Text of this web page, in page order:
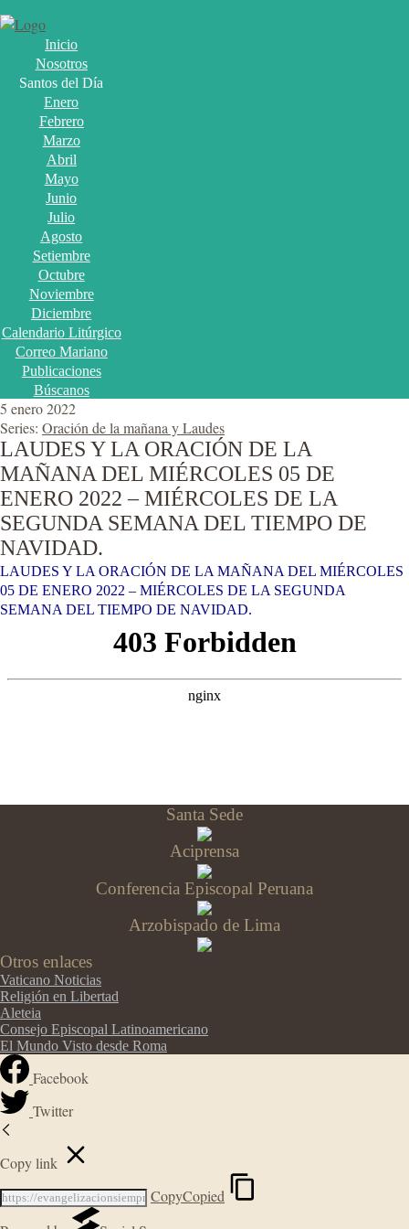
Inicio
Nosotros
Santos del Día
Enero
Febrero
Marzo
Abril
Mayo
Junio
Julio
Agosto
Setiembre
Octubre
Noviembre
Diciembre
Calendario Litúrgico
Correo Mariano
Publicaciones
Búscanos
5 enero 2022
Series: Oración de la mañana y Laudes
LAUDES Y LA ORACIÓN DE LA
MAÑANA DEL MIÉRCOLES 05 DE
ENERO 2022 – MIÉRCOLES DE LA
SEGUNDA SEMANA DEL TIEMPO DE
NAVIDAD.
LAUDES Y LA ORACIÓN DE LA MAÑANA DEL MIÉRCOLES
05 DE ENERO 2022 – MIÉRCOLES DE LA SEGUNDA
SEMANA DEL TIEMPO DE NAVIDAD.
Santa Sede
Aciprensa
Conferencia Episcopal Peruana
Arzobispado de Lima
Otros enlaces
Vaticano Noticias
Religión en Libertad
Aleteia
Consejo Episcopal Latinoamericano
El Mundo Visto desde Roma
Facebook
Twitter
Copy link
CopyCopied